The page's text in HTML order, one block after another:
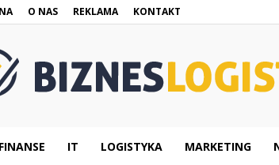
O NAS REKLAMA KONTAKT
FINANSE IT LOGISTYKA MARKETING